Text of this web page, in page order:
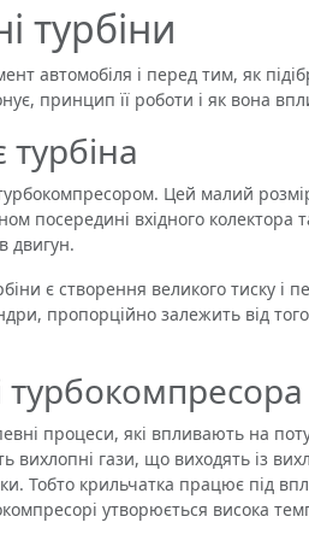
турбіни
автомобіля і перед тим, як
принцип її роботи і як вона
турбіна
Цей малий розмір
посередині вхідного
двигун.
є створення великого тиску і
пропорційно залежить від
процеси, які впливають на
вихлопні гази, що виходять із
Тобто крильчатка працює під
утворюється висока